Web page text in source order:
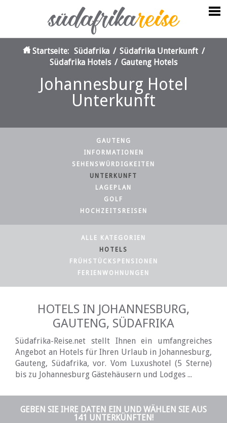
Johannesburg Hotel
Unterkunft
Startseite: Südafrika / Südafrika Unterkunft /
Südafrika Hotels / Gauteng Hotels
GAUTENG
INFORMATIONEN
SEHENSWÜRDIGKEITEN
UNTERKUNFT
LAGEPLAN
GOLF
HOCHZEITSREISEN
ALLE KATEGORIEN
HOTELS
FRÜHSTÜCKSPENSIONEN
FERIENWOHNUNGEN
HOTELS IN JOHANNESBURG,
GAUTENG, SÜDAFRIKA
Südafrika-Reise.net stellt Ihnen ein umfangreiches
Angebot an Hotels für Ihren Urlaub in Johannesburg,
Gauteng, Südafrika, vor. Vom Luxushotel (5 Sterne)
bis zu Johannesburg Gästehäusern und Lodges ...
GEBEN SIE IHRE DATEN EIN UND WÄHLEN SIE AUS
141 UNTERKÜNFTEN!